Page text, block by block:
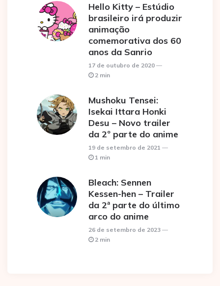
Hello Kitty – Estúdio
brasileiro irá produzir
animação
comemorativa dos 60
anos da Sanrio
17 de outubro de 2020
2 min
Mushoku Tensei:
Isekai Ittara Honki
Desu – Novo trailer
da 2º parte do anime
19 de setembro de 2021
1 min
Bleach: Sennen
Kessen-hen – Trailer
da 2ª parte do último
arco do anime
26 de setembro de 2023
2 min